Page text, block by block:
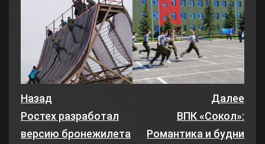
Назад
Ростех разработал
версию бронежилета
Далее
ВПК «Сокол»:
Романтика и будни